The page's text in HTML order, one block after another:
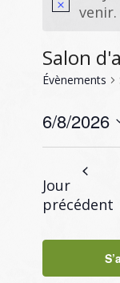
venir.
Salon
Évènements
6/8/2026
date.
Jour
précédent